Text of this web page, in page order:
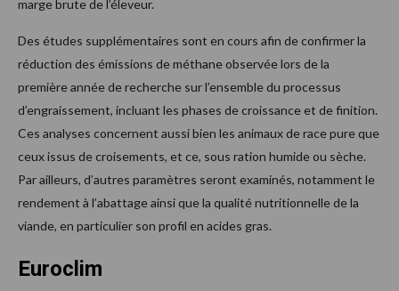
marge brute de l’éleveur.
Des études supplémentaires sont en cours afin de confirmer la
réduction des émissions de méthane observée lors de la
première année de recherche sur l’ensemble du processus
d’engraissement, incluant les phases de croissance et de finition.
Ces analyses concernent aussi bien les animaux de race pure que
ceux issus de croisements, et ce, sous ration humide ou sèche.
Par ailleurs, d’autres paramètres seront examinés, notamment le
rendement à l’abattage ainsi que la qualité nutritionnelle de la
viande, en particulier son profil en acides gras.
Euroclim